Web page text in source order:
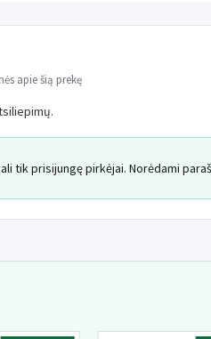
apie šią prekę
tik prisijungę pirkėjai. Norėdami